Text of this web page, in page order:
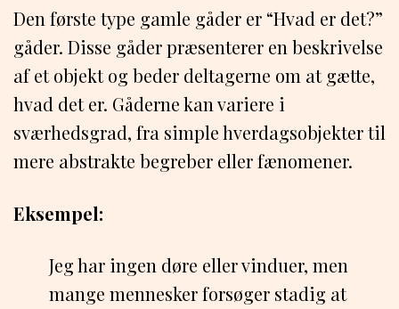
Den første type gamle gåder er “Hvad er det?”
gåder. Disse gåder præsenterer en beskrivelse
af et objekt og beder deltagerne om at gætte,
hvad det er. Gåderne kan variere i
sværhedsgrad, fra simple hverdagsobjekter til
mere abstrakte begreber eller fænomener.
Eksempel:
Jeg har ingen døre eller vinduer, men
mange mennesker forsøger stadig at